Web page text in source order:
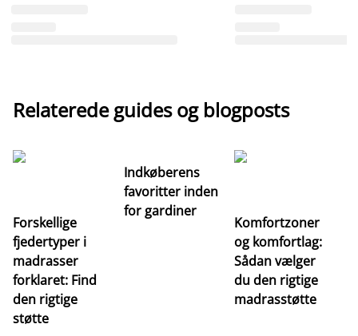
Relaterede guides og blogposts
Forskellige
fjedertyper i
madrasser
forklaret: Find
den rigtige
støtte
Indkøberens
favoritter inden
for gardiner
Komfortzoner
og komfortlag:
Sådan vælger
du den rigtige
madrasstøtte